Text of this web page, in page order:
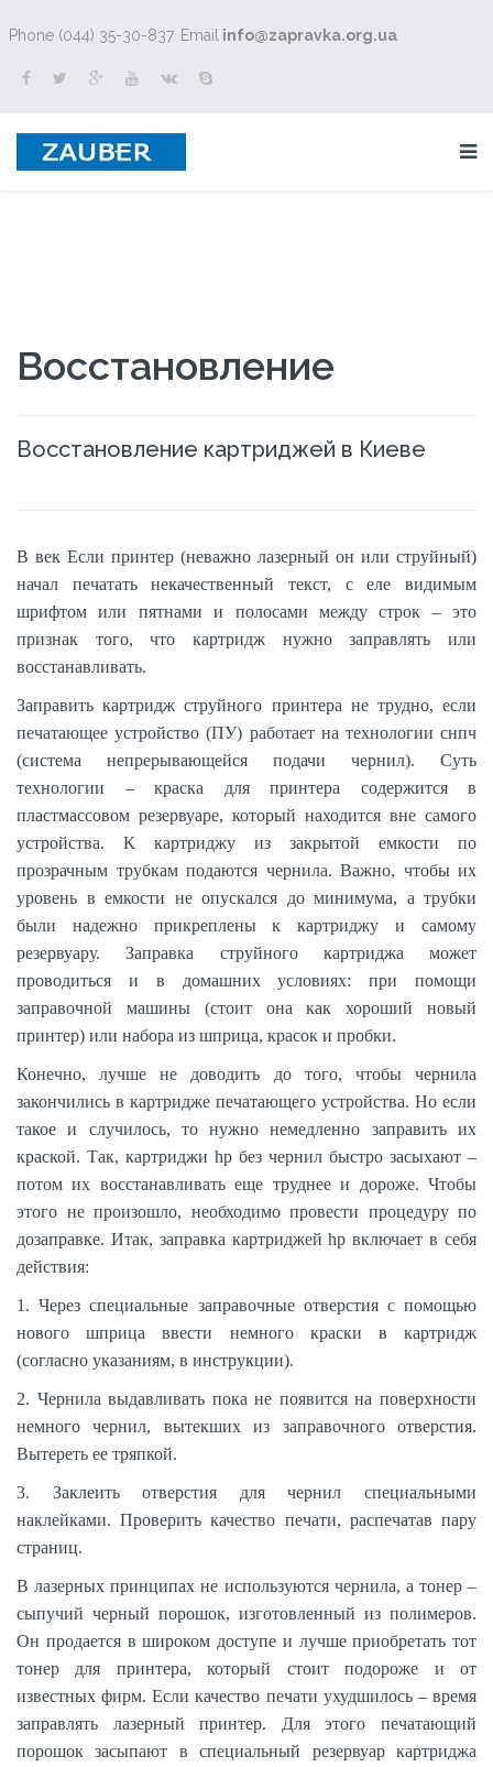
Phone (044) 35-30-837 Email info@zapravka.org.ua
Восстановление
Восстановление картриджей в Киеве
В век Если принтер (неважно лазерный он или струйный)
начал печатать некачественный текст, с еле видимым
шрифтом или пятнами и полосами между строк – это
признак того, что картридж нужно заправлять или
восстанавливать.
Заправить картридж струйного принтера не трудно, если
печатающее устройство (ПУ) работает на технологии снпч
(система непрерывающейся подачи чернил). Суть
технологии – краска для принтера содержится в
пластмассовом резервуаре, который находится вне самого
устройства. К картриджу из закрытой емкости по
прозрачным трубкам подаются чернила. Важно, чтобы их
уровень в емкости не опускался до минимума, а трубки
были надежно прикреплены к картриджу и самому
резервуару. Заправка струйного картриджа может
проводиться и в домашних условиях: при помощи
заправочной машины (стоит она как хороший новый
принтер) или набора из шприца, красок и пробки.
Конечно, лучше не доводить до того, чтобы чернила
закончились в картридже печатающего устройства. Но если
такое и случилось, то нужно немедленно заправить их
краской. Так, картриджи hp без чернил быстро засыхают –
потом их восстанавливать еще труднее и дороже. Чтобы
этого не произошло, необходимо провести процедуру по
дозаправке. Итак, заправка картриджей hp включает в себя
действия:
1. Через специальные заправочные отверстия с помощью
нового шприца ввести немного краски в картридж
(согласно указаниям, в инструкции).
2. Чернила выдавливать пока не появится на поверхности
немного чернил, вытекших из заправочного отверстия.
Вытереть ее тряпкой.
3. Заклеить отверстия для чернил специальными
наклейками. Проверить качество печати, распечатав пару
страниц.
В лазерных принципах не используются чернила, а тонер –
сыпучий черный порошок, изготовленный из полимеров.
Он продается в широком доступе и лучше приобретать тот
тонер для принтера, который стоит подороже и от
известных фирм. Если качество печати ухудшилось – время
заправлять лазерный принтер. Для этого печатающий
порошок засыпают в специальный резервуар картриджа